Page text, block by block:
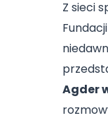
Z sieci
Agder